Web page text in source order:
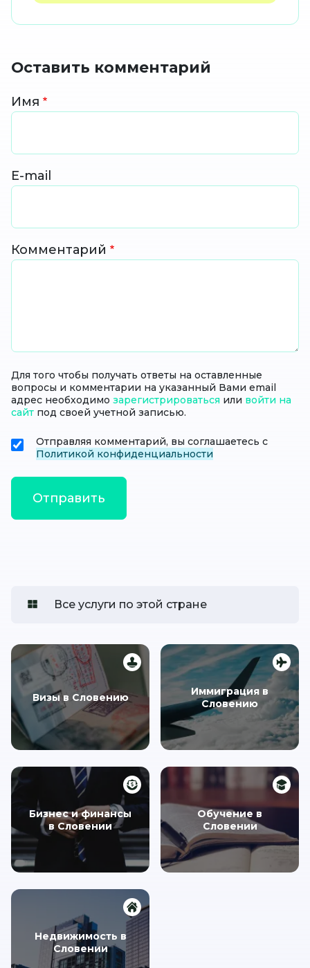
Оставить комментарий
Имя
E-mail
Комментарий
Для того чтобы получать ответы на оставленные
вопросы и комментарии на указанный Вами email
адрес необходимо зарегистрироваться или войти на
сайт под своей учетной записью.
Отправляя комментарий, вы соглашаетесь с
Политикой конфиденциальности
Все услуги по этой стране
Визы в Словению
Иммиграция в
Словению
Бизнес и финансы
в Словении
Обучение в
Словении
Недвижимость в
Словении